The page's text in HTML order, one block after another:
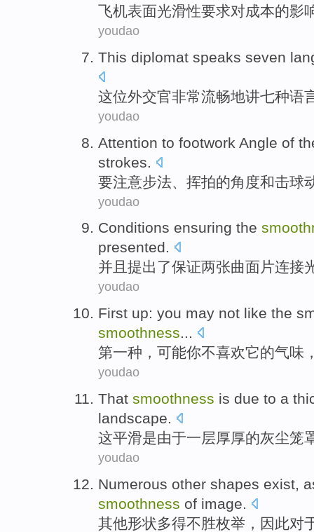
飞机表面光滑性要求对成本的影
youdao
This diplomat speaks seven
这位外交官非常流畅地讲七种语
youdao
Attention to footwork Angle of
strokes
要注意步法 、挥拍的角度和击球
youdao
Conditions ensuring the
presented.
并且 提出了保证两张曲面 片连接
youdao
First up: you may not like the
smoothness...
第一种， 可能你不喜欢它的气味
youdao
That smoothness is due to a
landscape.
这平滑是由于一层厚厚的灰尘笼
youdao
Numerous other shapes exist,
smoothness of image.
其他形状多得不胜枚举， 因此对